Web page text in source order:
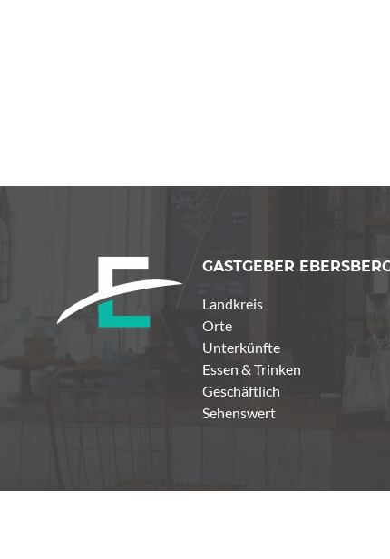
GASTGEBER
Landkreis
Orte
Unterkünfte
Essen & Trinken
Geschäftlich
Sehenswert